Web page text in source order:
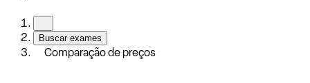
Buscar exames
Comparação de preços